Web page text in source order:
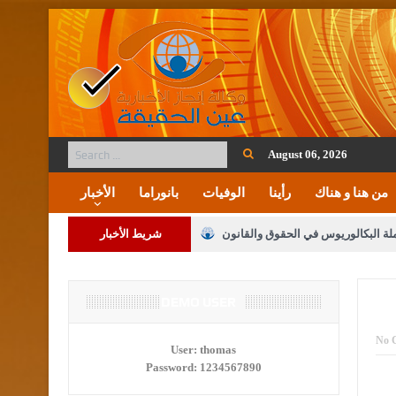
August 06, 2026
الأخبار بانوراما الوفيات رأينا من هنا و هناك
شريط الأخبار البكالوريوس في الحقوق والقانون
على شراكة فاعلة مع الإعلام
يلتقي مجموعة من رفاق السلاح
فريحات.. مبارك وبكم تزهو المناصب
No
User: thomas
Password: 1234567890